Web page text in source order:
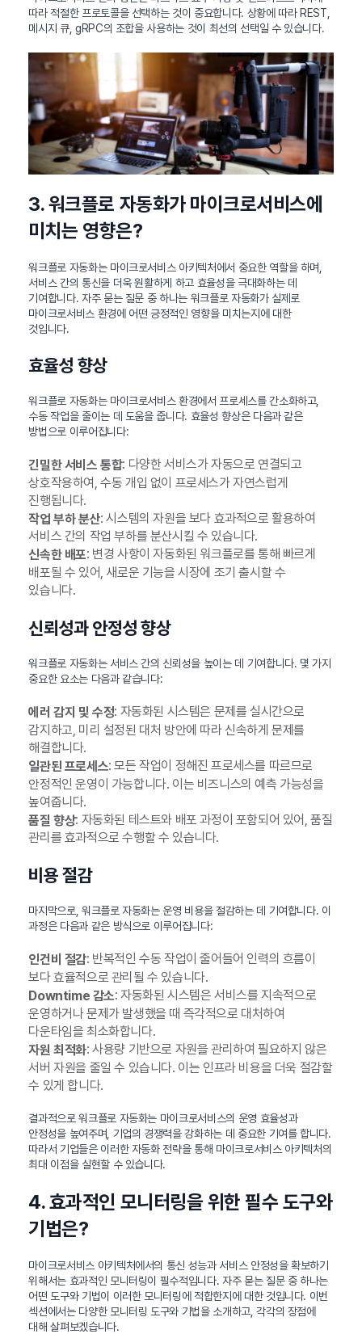
따라 적절한 프로토콜을 선택하는 것이 중요합니다. 상황에 따라 REST,
메시지 큐, gRPC의 조합을 사용하는 것이 최선의 선택일 수 있습니다.
3. 워크플로 자동화가 마이크로서비스에
미치는 영향은?
워크플로 자동화는 마이크로서비스 아키텍처에서 중요한 역할을 하며,
서비스 간의 통신을 더욱 원활하게 하고 효율성을 극대화하는 데
기여합니다. 자주 묻는 질문 중 하나는 워크플로 자동화가 실제로
마이크로서비스 환경에 어떤 긍정적인 영향을 미치는지에 대한
것입니다.
효율성 향상
워크플로 자동화는 마이크로서비스 환경에서 프로세스를 간소화하고,
수동 작업을 줄이는 데 도움을 줍니다. 효율성 향상은 다음과 같은
방법으로 이루어집니다:
긴밀한 서비스 통합: 다양한 서비스가 자동으로 연결되고
상호작용하여, 수동 개입 없이 프로세스가 자연스럽게
진행됩니다.
작업 부하 분산: 시스템의 자원을 보다 효과적으로 활용하여
서비스 간의 작업 부하를 분산시킬 수 있습니다.
신속한 배포: 변경 사항이 자동화된 워크플로를 통해 빠르게
배포될 수 있어, 새로운 기능을 시장에 조기 출시할 수
있습니다.
신뢰성과 안정성 향상
워크플로 자동화는 서비스 간의 신뢰성을 높이는 데 기여합니다. 몇 가지
중요한 요소는 다음과 같습니다:
에러 감지 및 수정: 자동화된 시스템은 문제를 실시간으로
감지하고, 미리 설정된 대처 방안에 따라 신속하게 문제를
해결합니다.
일관된 프로세스: 모든 작업이 정해진 프로세스를 따르므로
안정적인 운영이 가능합니다. 이는 비즈니스의 예측 가능성을
높여줍니다.
품질 향상: 자동화된 테스트와 배포 과정이 포함되어 있어, 품질
관리를 효과적으로 수행할 수 있습니다.
비용 절감
마지막으로, 워크플로 자동화는 운영 비용을 절감하는 데 기여합니다. 이
과정은 다음과 같은 방식으로 이루어집니다:
인건비 절감: 반복적인 수동 작업이 줄어들어 인력의 흐름이
보다 효율적으로 관리될 수 있습니다.
Downtime 감소: 자동화된 시스템은 서비스를 지속적으로
운영하거나 문제가 발생했을 때 즉각적으로 대처하여
다운타임을 최소화합니다.
자원 최적화: 사용량 기반으로 자원을 관리하여 필요하지 않은
서버 자원을 줄일 수 있습니다. 이는 인프라 비용을 더욱 절감할
수 있게 합니다.
결과적으로 워크플로 자동화는 마이크로서비스의 운영 효율성과
안정성을 높여주며, 기업의 경쟁력을 강화하는 데 중요한 기여를 합니다.
따라서 기업들은 이러한 자동화 전략을 통해 마이크로서비스 아키텍처의
최대 이점을 실현할 수 있습니다.
4. 효과적인 모니터링을 위한 필수 도구와
기법은?
마이크로서비스 아키텍처에서의 통신 성능과 서비스 안정성을 확보하기
위해서는 효과적인 모니터링이 필수적입니다. 자주 묻는 질문 중 하나는
어떤 도구와 기법이 이러한 모니터링에 적합한지에 대한 것입니다. 이번
섹션에서는 다양한 모니터링 도구와 기법을 소개하고, 각각의 장점에
대해 살펴보겠습니다.